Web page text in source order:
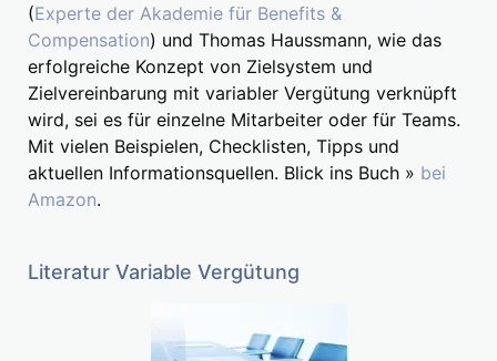
(Experte der Akademie für Benefits &
Compensation) und Thomas Haussmann, wie das
erfolgreiche Konzept von Zielsystem und
Zielvereinbarung mit variabler Vergütung verknüpft
wird, sei es für einzelne Mitarbeiter oder für Teams.
Mit vielen Beispielen, Checklisten, Tipps und
aktuellen Informationsquellen. Blick ins Buch » bei
Amazon.
Literatur Variable Vergütung